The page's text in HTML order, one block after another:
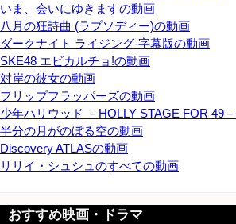
いま、会いにゆきますの動画
八月の狂詩曲 (ラプソディー)の動画
ダークナイト ライジング-字幕版の動画
SKE48 エビカルチョ!の動画
対岸の彼女の動画
フリップフラッパーズの動画
少年ハリウッド －HOLLY STAGE FOR 49
半分の月がのぼる空の動画
Discovery ATLASの動画
リリイ・シュシュのすべての動画
おすすめ映画・ドラマ